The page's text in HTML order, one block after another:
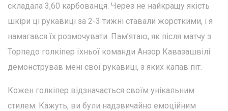
складала 3,60 карбованця. Через не найкращу якість
шкіри ці рукавиці за 2-3 тижні ставали жорсткими, і я
намагався їх розмочувати. Пам’ятаю, як після матчу з
Торпедо голкіпер їхньої команди Анзор Кавазашвілі
демонстрував мені свої рукавиці, з яких капав піт.
Кожен голкіпер відзначається своїм унікальним
стилем. Кажуть, ви були надзвичайно емоційним